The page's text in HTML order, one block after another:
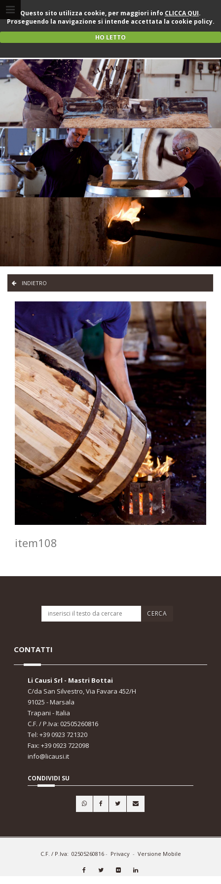
Questo sito utilizza cookie, per maggiori info CLICCA QUI.
Proseguendo la navigazione si intende accettata la cookie policy.
HO LETTO
La produzione
L'AZIENDA
INDIETRO
item108
CONTATTI
Li Causi Srl - Mastri Bottai
C/da San Silvestro, Via Favara 452/H
91025 - Marsala
Trapani - Italia
C.F. / P.Iva: 02505260816
Tel: +39 0923 721320
Fax: +39 0923 722098
info@licausi.it
CONDIVIDI SU
C.F. / P.Iva: 02505260816- Privacy - Versione Mobile